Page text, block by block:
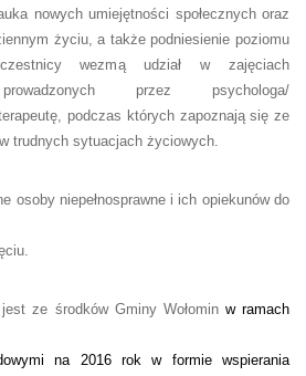
nowych umiejętności społecznych oraz
życiu, a także podniesienie poziomu
wezmą udział w zajęciach
prowadzonych przez psychologa/
podczas których zapoznają się ze
trudnych sytuacjach życiowych.
osoby niepełnosprawne i ich opiekunów do
ze środków Gminy Wołomin w ramach
na 2016 rok w formie wspierania